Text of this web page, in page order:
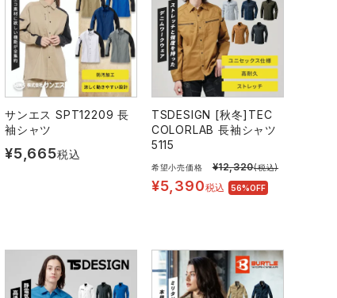
サンエス SPT12209 長
袖シャツ
¥5,665税込
TSDESIGN [秋冬]TEC
COLORLAB 長袖シャツ
5115
希望小売価格 ¥12,320(税込)
¥5,390税込 56%OFF